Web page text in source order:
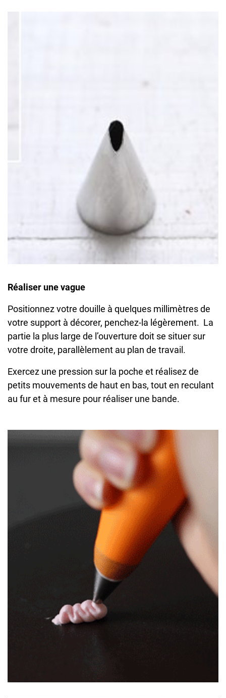
Réaliser une vague
Positionnez votre douille à quelques millimètres de
votre support à décorer, penchez-la légèrement. La
partie la plus large de l’ouverture doit se situer sur
votre droite, parallèlement au plan de travail.
Exercez une pression sur la poche et réalisez de
petits mouvements de haut en bas, tout en reculant
au fur et à mesure pour réaliser une bande.